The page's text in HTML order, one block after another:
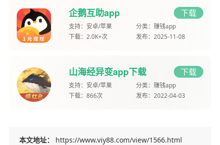
企鹅互助app 下载
支持： 安卓/苹果 分类： 赚钱app
下载： 2.0K+次 发布： 2025-11-08
山海经异变app下载 下载
支持： 安卓/苹果 分类： 赚钱app
下载： 866次 发布： 2022-04-03
本文地址：
https://www.viy88.com/view/1566.html